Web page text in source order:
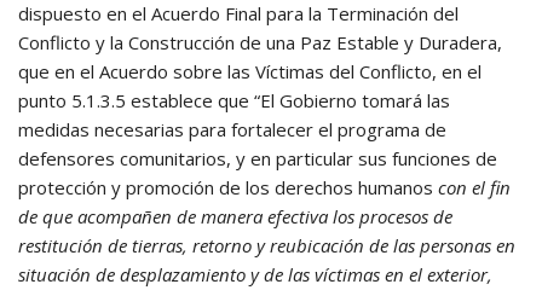
dispuesto en el Acuerdo Final para la Terminación del
Conflicto y la Construcción de una Paz Estable y Duradera,
que en el Acuerdo sobre las Víctimas del Conflicto, en el
punto 5.1.3.5 establece que “El Gobierno tomará las
medidas necesarias para fortalecer el programa de
defensores comunitarios, y en particular sus funciones de
protección y promoción de los derechos humanos con el fin
de que acompañen de manera efectiva los procesos de
restitución de tierras, retorno y reubicación de las personas en
situación de desplazamiento y de las víctimas en el exterior,